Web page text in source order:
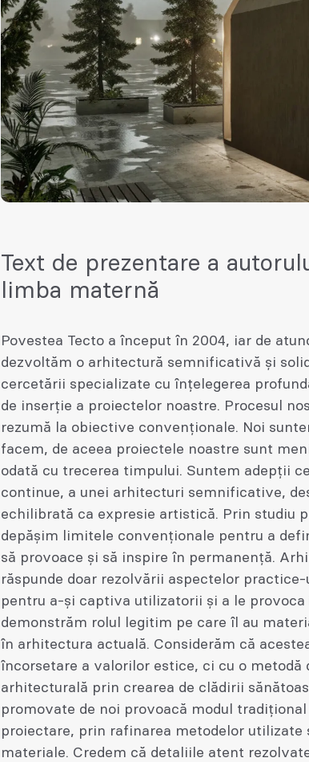
Text de prezentare a
limba maternă
Povestea Tecto a început în 2004, iar de
dezvoltăm o arhitectură semnificativă și
cercetării specializate cu înțelegerea
de inserție a proiectelor noastre. Procesul
rezumă la obiective convenționale. Noi
facem, de aceea proiectele noastre sunt
odată cu trecerea timpului. Suntem adepții
continue, a unei arhitecturi semnificative,
echilibrată ca expresie artistică. Prin studiu
depășim limitele convenționale pentru a
să provoace și să inspire în permanență.
răspunde doar rezolvării aspectelor
pentru a-și captiva utilizatorii și a le provoca
demonstrăm rolul legitim pe care îl au
în arhitectura actuală. Considerăm că
încorsetare a valorilor estice, ci cu o metodă
arhitecturală prin crearea de clădirii
promovate de noi provoacă modul
proiectare, prin rafinarea metodelor utilizate
materiale. Credem că detaliile atent